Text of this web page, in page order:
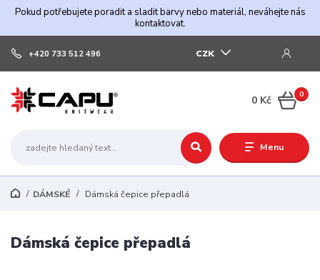
Pokud potřebujete poradit a sladit barvy nebo materiál, neváhejte nás
kontaktovat.
Menu
CZK
+420 733 512 496
0
0 Kč
DÁMSKÉ Dámská čepice přepadlá
Dámská čepice přepadlá